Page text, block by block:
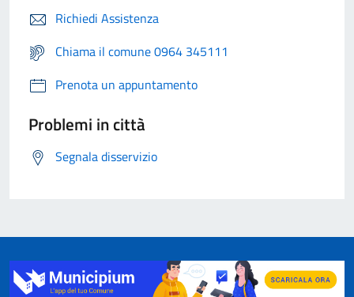
Richiedi Assistenza
Chiama il comune 0964 345111
Prenota un appuntamento
Problemi in città
Segnala disservizio